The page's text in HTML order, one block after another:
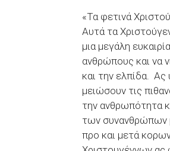
«Τα φετινά
Αυτά τα
μια μεγάλη
ανθρώπους και να
και την ελπίδα.
μειώσουν τις
την ανθρωπότητα
των συνανθρώπων
προ και μετά